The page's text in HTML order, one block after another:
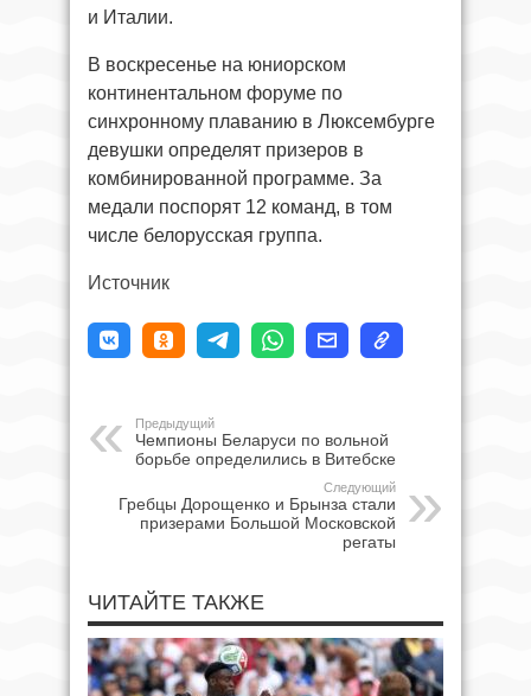
и Италии.
В воскресенье на юниорском
континентальном форуме по
синхронному плаванию в Люксембурге
девушки определят призеров в
комбинированной программе. За
медали поспорят 12 команд, в том
числе белорусская группа.
Источник
Предыдущий
Чемпионы Беларуси по вольной
борьбе определились в Витебске
Следующий
Гребцы Дорощенко и Брынза стали
призерами Большой Московской
регаты
ЧИТАЙТЕ ТАКЖЕ